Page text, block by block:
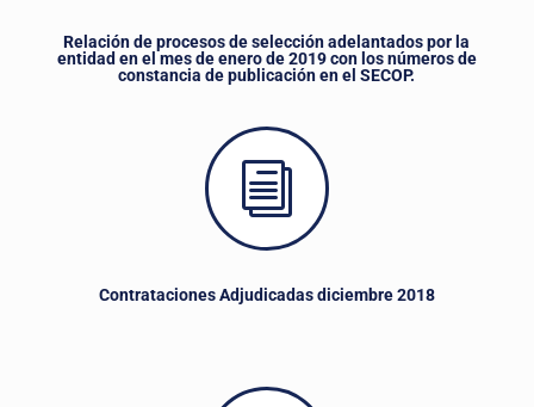
Relación de procesos de selección adelantados por la
entidad en el mes de enero de 2019 con los números de
constancia de publicación en el SECOP.
i
Contrataciones Adjudicadas diciembre 2018